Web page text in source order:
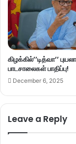
கிழக்கில்’’டித்வா’’
பாடசாலைகள் பாதிப்பு!
December 6, 2025
Leave a Reply